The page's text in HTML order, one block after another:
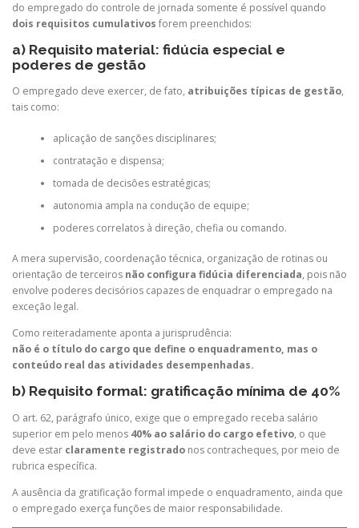
do empregado do controle de jornada somente é possível quando
dois requisitos cumulativos forem preenchidos:
a) Requisito material: fidúcia especial e
poderes de gestão
O empregado deve exercer, de fato, atribuições típicas de gestão,
tais como:
aplicação de sanções disciplinares;
contratação e dispensa;
tomada de decisões estratégicas;
autonomia ampla na condução de equipe;
poderes correlatos à direção, chefia ou comando.
A mera supervisão, coordenação técnica, organização de rotinas ou
orientação de terceiros não configura fidúcia diferenciada, pois não
envolve poderes decisórios capazes de enquadrar o empregado na
exceção legal.
Como reiteradamente aponta a jurisprudência:
não é o título do cargo que define o enquadramento, mas o
conteúdo real das atividades desempenhadas.
b) Requisito formal: gratificação mínima de 40%
O art. 62, parágrafo único, exige que o empregado receba salário
superior em pelo menos 40% ao salário do cargo efetivo, o que
deve estar claramente registrado nos contracheques, por meio de
rubrica específica.
A ausência da gratificação formal impede o enquadramento, ainda que
o empregado exerça funções de maior responsabilidade.